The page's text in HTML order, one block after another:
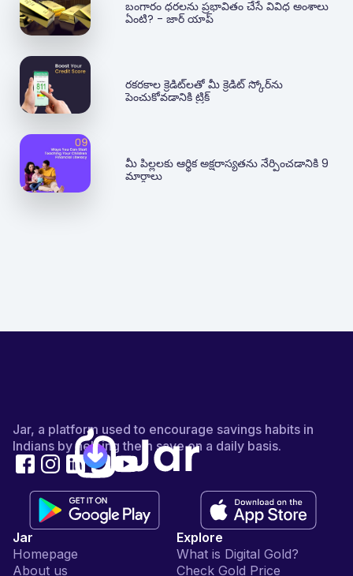
బంగారం ధరలను ప్రభావితం చేసే వివిధ అంశాలు
ఏంటి? - జార్ యాప్
రకరకాల క్రెడిట్‌లతో మీ క్రెడిట్ స్కోర్‌ను
పెంచుకోవడానికి ట్రిక్
మీ పిల్లలకు ఆర్థిక అక్షరాస్యతను నేర్పించడానికి 9
మార్గాలు
Jar, a platform used to encourage savings habits in
Indians by helping them save on a daily basis.
Jar
Homepage
About us
Explore
What is Digital Gold?
Check Gold Price